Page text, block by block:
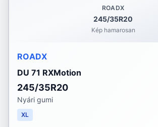
ROADX
245/35R20
Kép hamarosan
ROADX
DU 71 RXMotion
245/35R20
Nyári gumi
XL